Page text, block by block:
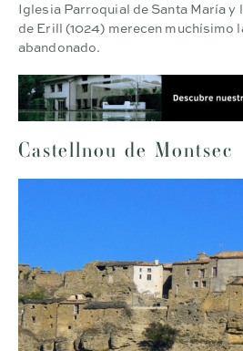
Iglesia Parroquial de Santa María y
de Erill (1024) merecen muchísimo
abandonado.
Castellnou de Montsec